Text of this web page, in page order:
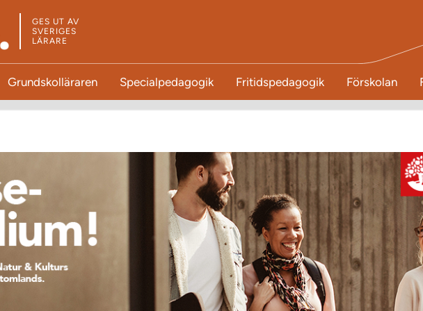
GES UT AV
SVERIGES
LÄRARE
Grundskolläraren Specialpedagogik Fritidspedagogik Förskolan